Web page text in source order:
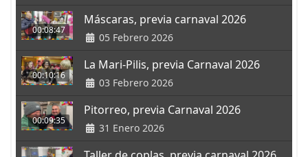
00:08:47
Máscaras, previa carnaval 2026
05 Febrero 2026
00:10:16
La Mari-Pilis, previa Carnaval 2026
03 Febrero 2026
00:09:35
Pitorreo, previa Carnaval 2026
31 Enero 2026